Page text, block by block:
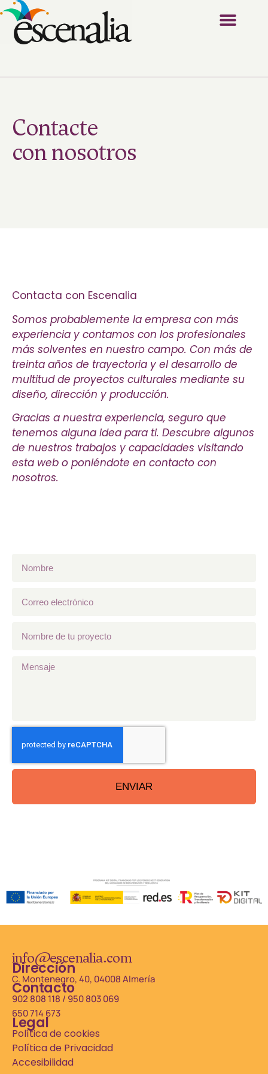
Contacte
con nosotros
Contacta con Escenalia
Somos probablemente la empresa con más
experiencia y contamos con los profesionales
más solventes en nuestro campo. Con más de
treinta años de trayectoria y el desarrollo de
multitud de proyectos culturales mediante su
diseño, dirección y producción.
Gracias a nuestra experiencia, seguro que
tenemos alguna idea para ti. Descubre algunos
de nuestros trabajos y capacidades visitando
esta web o poniéndote en contacto con
nosotros.
ENVIAR
info@escenalia.com
Dirección
C. Montenegro, 40, 04008 Almería
Contacto
902 808 118 / 950 803 069
650 714 673
Legal
Política de cookies
Política de Privacidad
Accesibilidad